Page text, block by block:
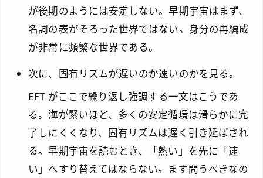
が後期のようには安定しない。早期宇宙はまず、
名詞の表がそろった世界ではない。身分の再編成
が非常に頻繁な世界である。
次に、固有リズムが遅いのか速いのかを見る。
EFT がここで繰り返し強調する一文はこうであ
る。海が緊いほど、多くの安定循環は滑らかに完
了しにくくなり、固有リズムは遅く引き延ばされ
る。早期宇宙を読むとき、「熱い」を先に「速
い」へすり替えてはならない。まず問うべきなの